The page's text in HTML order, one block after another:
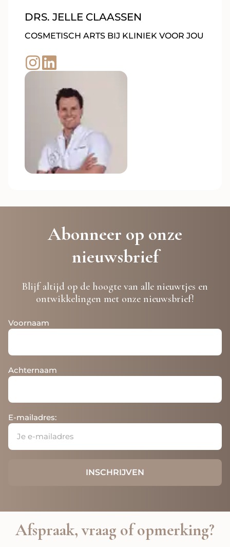
DRS. JELLE CLAASSEN
COSMETISCH ARTS BIJ KLINIEK VOOR JOU
Abonneer op onze
nieuwsbrief
Blijf altijd op de hoogte van alle nieuwtjes en
ontwikkelingen met onze nieuwsbrief!
Voornaam
Achternaam
E-mailadres:
Afspraak, vraag of opmerking?